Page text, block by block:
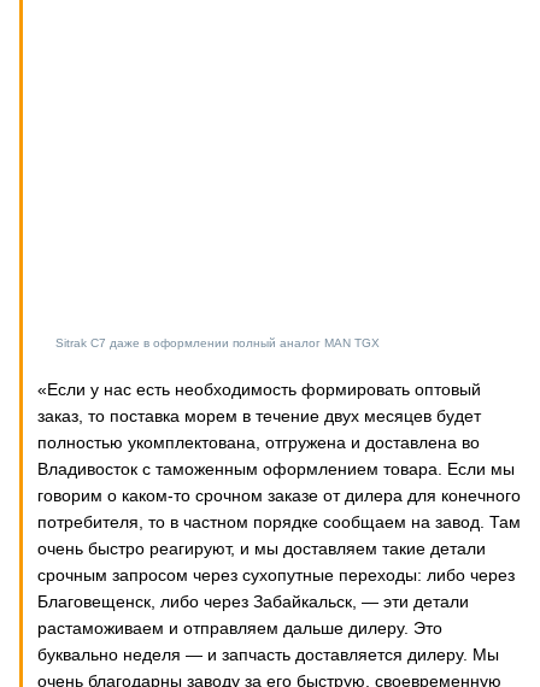
Sitrak C7 даже в оформлении полный аналог MAN TGX
«Если у нас есть необходимость формировать оптовый
заказ, то поставка морем в течение двух месяцев будет
полностью укомплектована, отгружена и доставлена во
Владивосток с таможенным оформлением товара. Если мы
говорим о каком-то срочном заказе от дилера для конечного
потребителя, то в частном порядке сообщаем на завод. Там
очень быстро реагируют, и мы доставляем такие детали
срочным запросом через сухопутные переходы: либо через
Благовещенск, либо через Забайкальск, — эти детали
растаможиваем и отправляем дальше дилеру. Это
буквально неделя — и запчасть доставляется дилеру. Мы
очень благодарны заводу за его быструю, своевременную